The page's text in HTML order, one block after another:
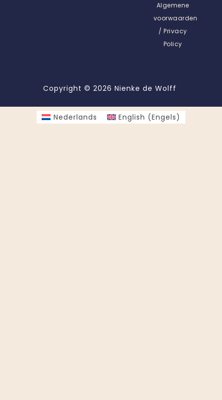
Algemene
voorwaarden
/ Privacy
Policy
Copyright © 2026 Nienke de Wolff
Nederlands English (Engels)